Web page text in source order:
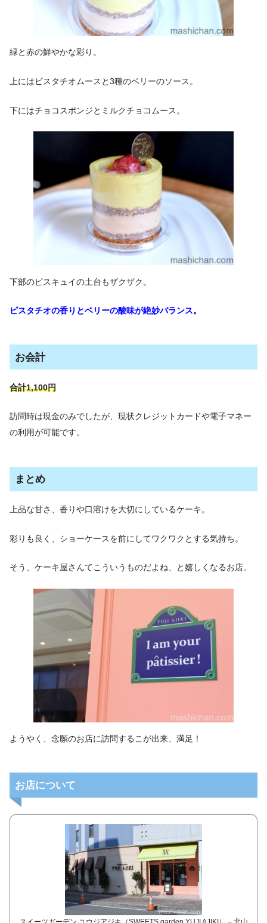
緑と赤の鮮やかな彩り。
上にはピスタチオムースと3種のベリーのソース。
下にはチョコスポンジとミルクチョコムース。
下部のビスキュイの土台もザクザク。
ピスタチオの香りとベリーの酸味が絶妙バランス。
お会計
合計1,100円
訪問時は現金のみでしたが、現状クレジットカードや電子マネー
の利用が可能です。
まとめ
上品な甘さ、香りや口溶けを大切にしているケーキ。
彩りも良く、ショーケースを前にしてワクワクとする気持ち。
そう、ケーキ屋さんてこういうものだよね、と嬉しくなるお店。
ようやく、念願のお店に訪問するこが出来、満足！
お店について